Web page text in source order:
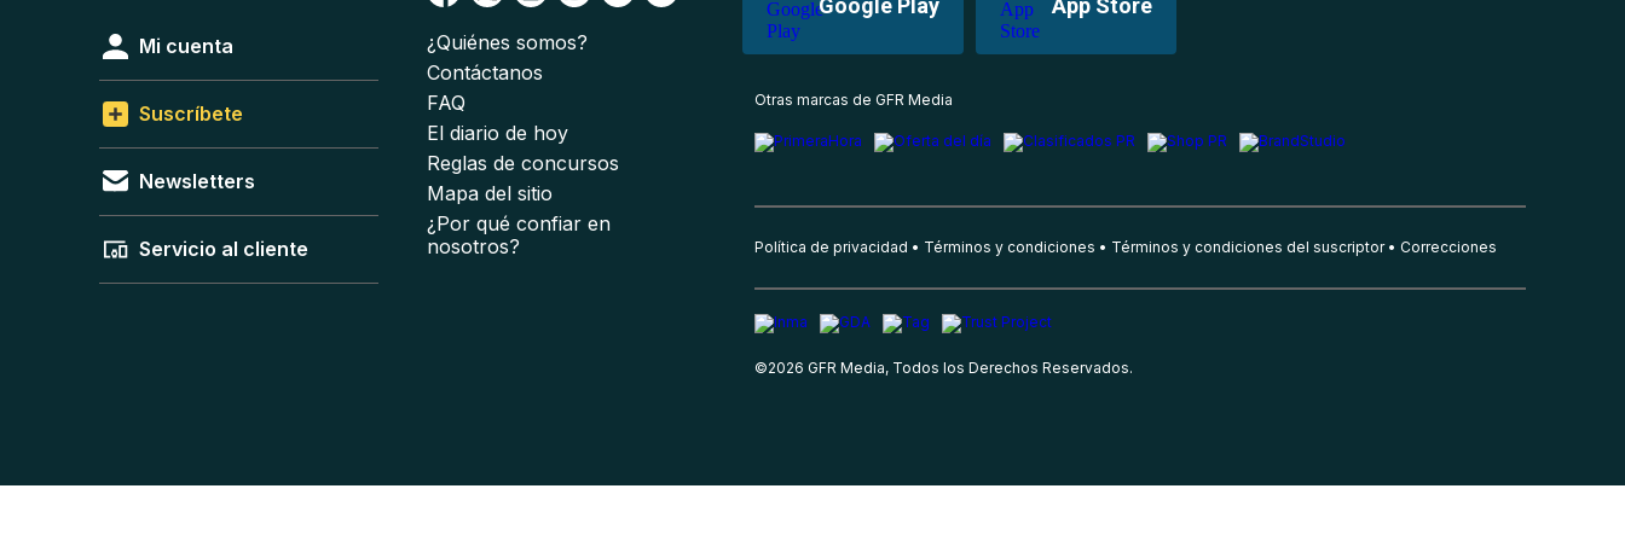
Google Play App Store
Mi cuenta
Suscríbete
Newsletters
Servicio al cliente
¿Quiénes somos?
Contáctanos
FAQ
El diario de hoy
Reglas de concursos
Mapa del sitio
¿Por qué confiar en
nosotros?
Otras marcas de GFR Media
Política de privacidad Términos y condiciones Términos y condiciones del suscriptor Correcciones
©2026 GFR Media, Todos los Derechos Reservados.